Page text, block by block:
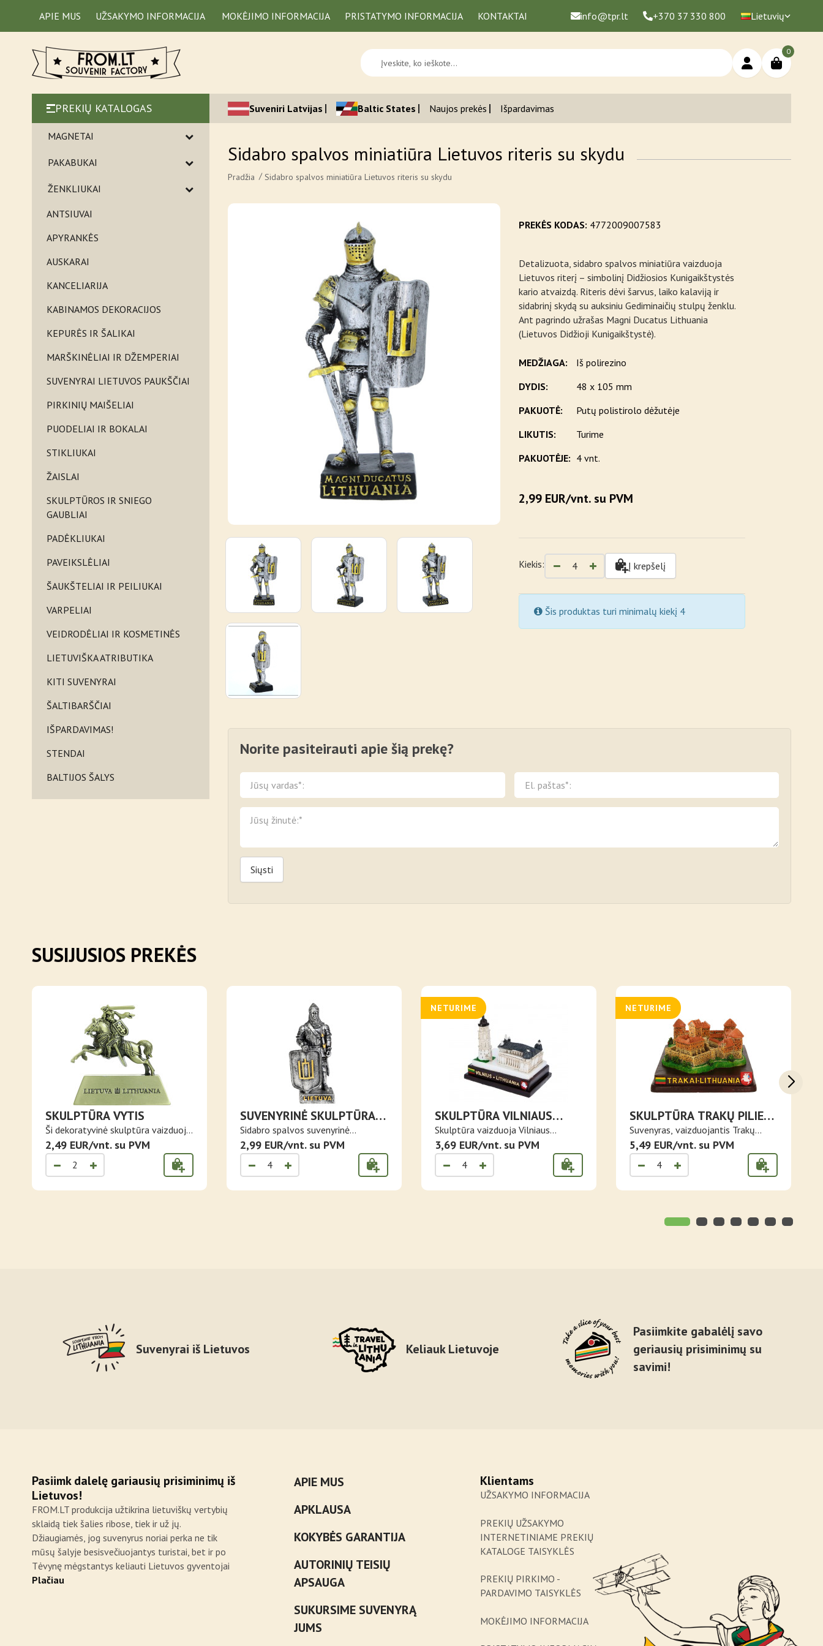
APIE MUS UŽSAKYMO INFORMACIJA MOKĖJIMO INFORMACIJA PRISTATYMO INFORMACIJA KONTAKTAI info@tpr.lt +370 37 330 800 Lietuvių
0
PREKIŲ KATALOGAS
MAGNETAI
PAKABUKAI
ŽENKLIUKAI
ANTSIUVAI
APYRANKĖS
AUSKARAI
KANCELIARIJA
KABINAMOS DEKORACIJOS
KEPURĖS IR ŠALIKAI
MARŠKINĖLIAI IR DŽEMPERIAI
SUVENYRAI LIETUVOS PAUKŠČIAI
PIRKINIŲ MAIŠELIAI
PUODELIAI IR BOKALAI
STIKLIUKAI
ŽAISLAI
SKULPTŪROS IR SNIEGO
GAUBLIAI
PADĖKLIUKAI
PAVEIKSLĖLIAI
ŠAUKŠTELIAI IR PEILIUKAI
VARPELIAI
VEIDRODĖLIAI IR KOSMETINĖS
LIETUVIŠKA ATRIBUTIKA
KITI SUVENYRAI
ŠALTIBARŠČIAI
IŠPARDAVIMAS!
STENDAI
BALTIJOS ŠALYS
Suveniri Latvijas Baltic States Naujos prekės Išpardavimas
Sidabro spalvos miniatiūra Lietuvos riteris su skydu
Pradžia Sidabro spalvos miniatiūra Lietuvos riteris su skydu
PREKĖS KODAS: 4772009007583
Detalizuota, sidabro spalvos miniatiūra vaizduoja
Lietuvos riterį – simbolinį Didžiosios Kunigaikštystės
kario atvaizdą. Riteris dėvi šarvus, laiko kalaviją ir
sidabrinį skydą su auksiniu Gediminaičių stulpų ženklu.
Ant pagrindo užrašas Magni Ducatus Lithuania
(Lietuvos Didžioji Kunigaikštystė).
MEDŽIAGA:
Iš polirezino
DYDIS:
48 x 105 mm
PAKUOTĖ:
Putų polistirolo dėžutėje
LIKUTIS:
Turime
PAKUOTĖJE: 4 vnt.
2,99 EUR/vnt. su PVM
Kiekis: Į krepšelį
Šis produktas turi minimalų kiekį 4
Norite pasiteirauti apie šią prekę?
Siųsti
SUSIJUSIOS PREKĖS
SKULPTŪRA VYTIS
Ši dekoratyvinė skulptūra vaizduoja
Vy..
2,49 EUR/vnt. su PVM
SUVENYRINĖ SKULPTŪRA
LIETUVOS KARYS
Sidabro spalvos suvenyrinė
miniatūra L..
2,99 EUR/vnt. su PVM
NETURIME
SKULPTŪRA VILNIAUS
KATEDRA
Skulptūra vaizduoja Vilniaus
Katedrą &..
3,69 EUR/vnt. su PVM
NETURIME
SKULPTŪRA TRAKŲ PILIES
ANSAMBLIS
Suvenyras, vaizduojantis Trakų
pilies ..
5,49 EUR/vnt. su PVM
Suvenyrai iš Lietuvos Keliauk Lietuvoje
Pasiimkite gabalėlį savo
geriausių prisiminimų su
savimi!
Pasiimk dalelę gariausių prisiminimų iš
Lietuvos!
FROM.LT produkcija užtikrina lietuviškų vertybių
sklaidą tiek šalies ribose, tiek ir už jų.
Džiaugiamės, jog suvenyrus noriai perka ne tik
mūsų šalyje besisvečiuojantys turistai, bet ir po
Tėvynę mėgstantys keliauti Lietuvos gyventojai
Plačiau
APIE MUS
APKLAUSA
KOKYBĖS GARANTIJA
AUTORINIŲ TEISIŲ
APSAUGA
SUKURSIME SUVENYRĄ
JUMS
Klientams
UŽSAKYMO INFORMACIJA
PREKIŲ UŽSAKYMO
INTERNETINIAME PREKIŲ
KATALOGE TAISYKLĖS
PREKIŲ PIRKIMO -
PARDAVIMO TAISYKLĖS
MOKĖJIMO INFORMACIJA